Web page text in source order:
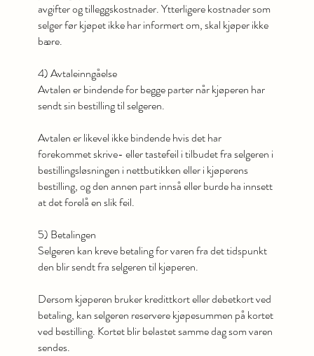
avgifter og tilleggskostnader. Ytterligere kostnader som
selger før kjøpet ikke har informert om, skal kjøper ikke
bære.
4) Avtaleinngåelse
Avtalen er bindende for begge parter når kjøperen har
sendt sin bestilling til selgeren.
Avtalen er likevel ikke bindende hvis det har
forekommet skrive- eller tastefeil i tilbudet fra selgeren i
bestillingsløsningen i nettbutikken eller i kjøperens
bestilling, og den annen part innså eller burde ha innsett
at det forelå en slik feil.
5) Betalingen
Selgeren kan kreve betaling for varen fra det tidspunkt
den blir sendt fra selgeren til kjøperen.
Dersom kjøperen bruker kredittkort eller debetkort ved
betaling, kan selgeren reservere kjøpesummen på kortet
ved bestilling. Kortet blir belastet samme dag som varen
sendes.